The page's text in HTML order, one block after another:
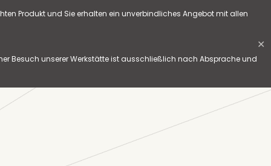
Produkt und Sie erhalten ein unverbindliches Angebot mit allen
Besuch unserer Werkstätte ist ausschließlich nach Absprache und
✕